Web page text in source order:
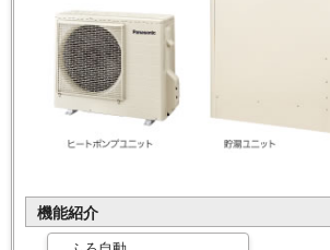
機能紹介